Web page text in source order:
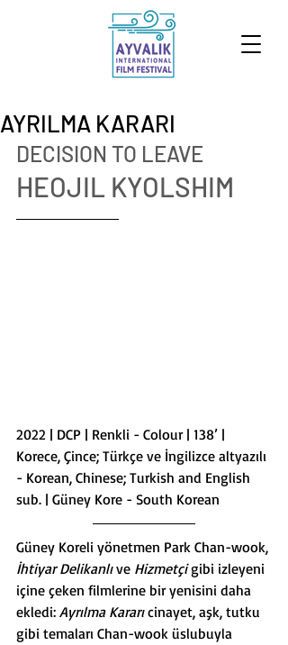
AYRILMA KARARI
DECISION TO LEAVE
HEOJIL KYOLSHIM
2022 | DCP | Renkli - Colour | 138’ |
Korece, Çince; Türkçe ve İngilizce altyazılı
- Korean, Chinese; Turkish and English
sub. | Güney Kore - South Korean
Güney Koreli yönetmen Park Chan-wook,
İhtiyar Delikanlı ve Hizmetçi gibi izleyeni
içine çeken filmlerine bir yenisini daha
ekledi: Ayrılma Kararı cinayet, aşk, tutku
gibi temaları Chan-wook üslubuyla